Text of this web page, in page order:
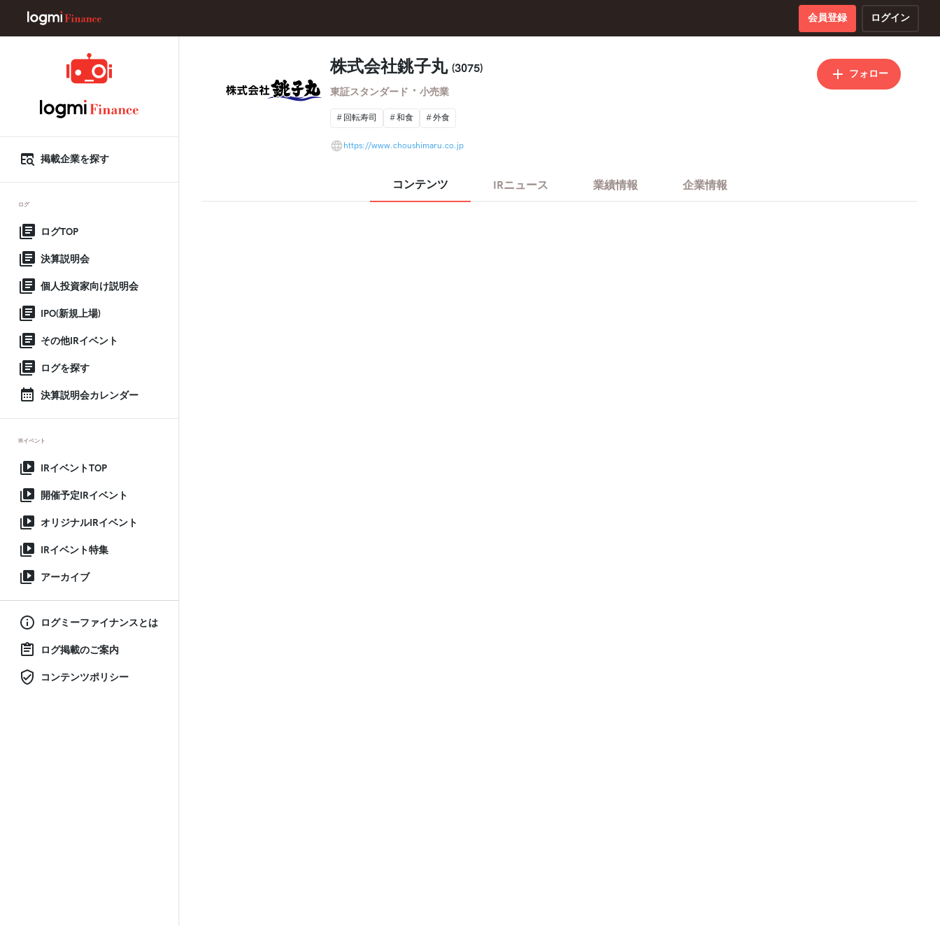
会員登録 ログイン
掲載企業を探す
ログ
ログTOP
決算説明会
個人投資家向け説明会
IPO(新規上場)
その他IRイベント
ログを探す
決算説明会カレンダー
IRイベント
IRイベントTOP
開催予定IRイベント
オリジナルIRイベント
IRイベント特集
アーカイブ
ログミーファイナンスとは
ログ掲載のご案内
コンテンツポリシー
株式会社銚子丸 (3075)
東証スタンダード ・ 小売業
フォロー
回転寿司 和食 外食
https://www.choushimaru.co.jp
コンテンツ IRニュース 業績情報 企業情報